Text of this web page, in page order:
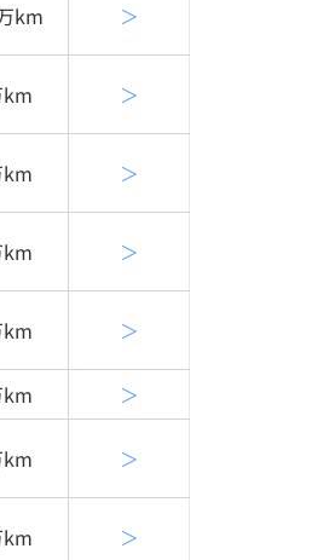
km ＞
＞
＞
＞
＞
＞
＞
＞